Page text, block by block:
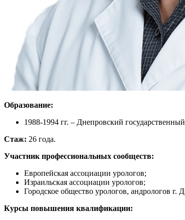
Образование:
1988-1994 гг. – Днепровский
Стаж: 26 года.
Участник профессиональных сообществ:
Европейская ассоциации урологов;
Израильская ассоциации урологов;
Городское общество урологов, андрологов г.
Курсы повышения квалификации: